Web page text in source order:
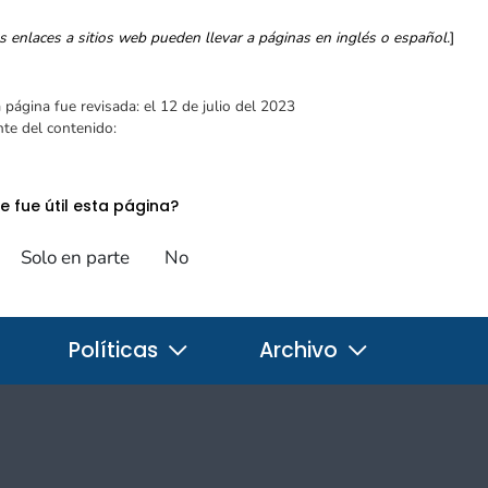
enlaces a sitios web pueden llevar a páginas en inglés o español.]
página fue revisada: el 12 de julio del 2023
del contenido:
fue útil esta página?
Solo en parte No
Políticas Archivo